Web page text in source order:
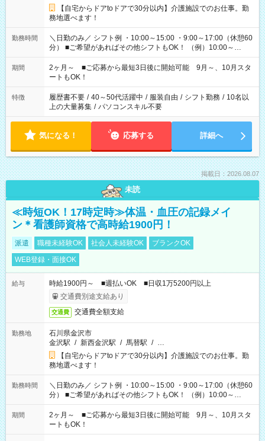
【自宅からドアtoドアで30分以内】介護施設でのお仕事。勤
務地選べます！
勤務時間
＼日勤のみ／ シフト例 ・10:00～15:00 ・9:00～17:00（休憩60
分） ■ご希望があればその他シフトもOK！ （例）10:00～
19:00 など 「家族とお休みを合わせたい」 「できれば残業は
したくない」 など、あなたのご希望に沿ったお仕事をご紹介し
ます！ ※Wワーク希望の方へ 今ご覧のお仕事で希望する勤務時
間と、もう1つのお仕事の勤務時間。 合計で週40時間を超える
場合は応募できません
期間
2ヶ月～ ■ご応募から最短3日後に開始可能 9月～、10月スタ
ートもOK！
特徴 履歴書不要 / 40～50代活躍中 / 服装自由 / シフト勤務 / 10名以
上の大量募集 / パソコンスキル不要
気になる！ 応募する 詳細へ
掲載日：2026.08.07
未読
≪時短OK！17時定時≫体温・血圧の記録メイ
ン＊看護師資格で高時給1900円！
派遣 職種未経験OK 社会人未経験OK
ブランクOK
WEB登録・面接OK
給与
時給1900円～ ■週払いOK ■日収1万5200円以上
交通費別途支給あり
交通費 交通費全額支給
勤務地
石川県金沢市
金沢駅 / 新西金沢駅 / 馬替駅 / …
【自宅からドアtoドアで30分以内】介護施設でのお仕事。勤
務地選べます！
勤務時間
＼日勤のみ／ シフト例 ・10:00～15:00 ・9:00～17:00（休憩60
分） ■ご希望があればその他シフトもOK！ （例）10:00～
19:00 など 「家族とお休みを合わせたい」 「できれば残業は
したくない」 など、あなたのご希望に沿ったお仕事をご紹介し
ます！ ※Wワーク希望の方へ 今ご覧のお仕事で希望する勤務時
間と、もう1つのお仕事の勤務時間。 合計で週40時間を超える
期間
2ヶ月～ ■ご応募から最短3日後に開始可能 9月～、10月スタ
ートもOK！